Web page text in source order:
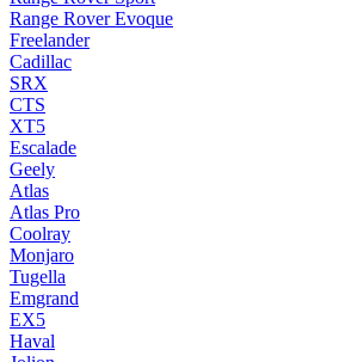
Range Rover Evoque
Freelander
Cadillac
SRX
CTS
XT5
Escalade
Geely
Atlas
Atlas Pro
Coolray
Monjaro
Tugella
Emgrand
EX5
Haval